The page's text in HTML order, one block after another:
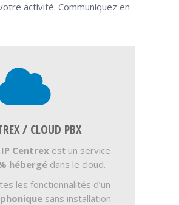
activité. Communiquez en
/ CLOUD PBX
IP Centrex est un service
hébergé dans le cloud.
les fonctionnalités d’un
sans installation